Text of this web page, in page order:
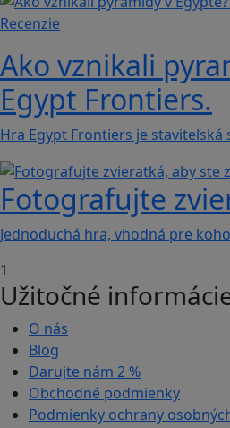
Recenzie
Ako vznikali
Egypt Frontiers.
Hra Egypt Frontiers je staviteľská
Fotografujte
Jednoduchá hra, vhodná pre
1
Užitočné
O nás
Blog
Darujte nám 2 %
Obchodné podmienky
Podmienky ochrany